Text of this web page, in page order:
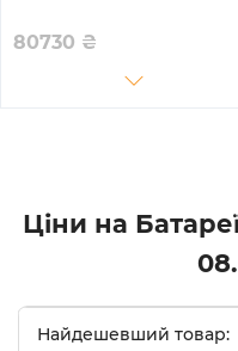
80730 ₴
Ціни на
Найдешевший товар: